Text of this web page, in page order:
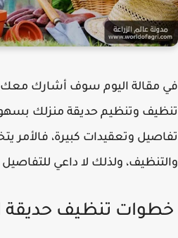
مقالة اليوم سوف أشارك معك
وتنظيم حديقة منزلك بسهولة
وتعقيدات كبيرة، فالأمر
ولذلك لا داعي للتفاصيل
تنظيف حديقة